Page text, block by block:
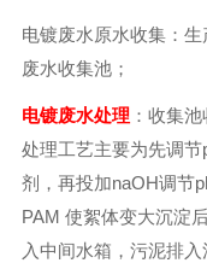
电镀废水原水收集：
废水收集池；
电镀废水处理：收集池
处理工艺主要为先调
剂，再投加naOH调节
PAM 使絮体变大沉淀
入中间水箱，污泥排